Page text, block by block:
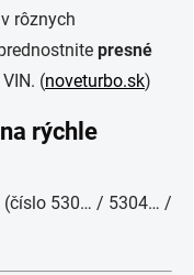
rôznych
presné
(noveturbo.sk)
rýchle
(číslo 530… / 5304… /